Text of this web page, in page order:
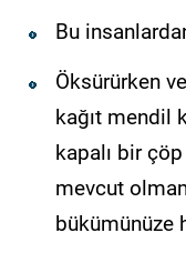
Bu
Öksürürken
kağıt mendil
kapalı bir
mevcut
bükümünüze